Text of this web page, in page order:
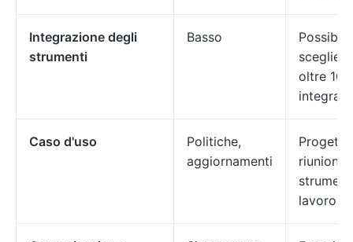
Integrazione degli
strumenti
Basso
oltre
Caso d'uso
Politiche,
aggiornamenti
Progetti,
riunioni,
lavoro